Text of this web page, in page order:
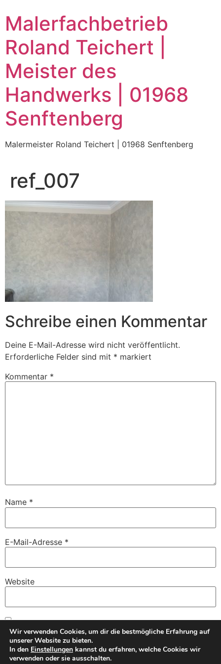
Inhalt
wechseln
Malerfachbetrieb
Roland Teichert |
Meister des
Handwerks | 01968
Senftenberg
Malermeister Roland Teichert | 01968 Senftenberg
ref_007
Schreibe einen Kommentar
Deine E-Mail-Adresse wird nicht veröffentlicht.
Erforderliche Felder sind mit * markiert
Kommentar *
Name *
E-Mail-Adresse *
Website
Name, E-Mail-Adresse und Website in diesem Browser
für meinen nächsten Kommentar speichern.
Wir verwenden Cookies, um dir die bestmögliche Erfahrung auf
unserer Website zu bieten.
In den Einstellungen kannst du erfahren, welche Cookies wir
verwenden oder sie ausschalten.